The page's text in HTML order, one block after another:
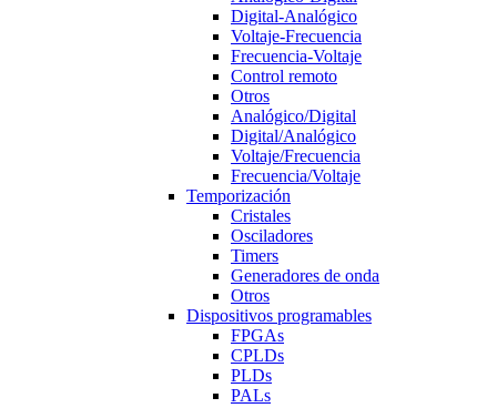
Digital-Analógico
Voltaje-Frecuencia
Frecuencia-Voltaje
Control remoto
Otros
Analógico/Digital
Digital/Analógico
Voltaje/Frecuencia
Frecuencia/Voltaje
Temporización
Cristales
Osciladores
Timers
Generadores de onda
Otros
Dispositivos programables
FPGAs
CPLDs
PLDs
PALs